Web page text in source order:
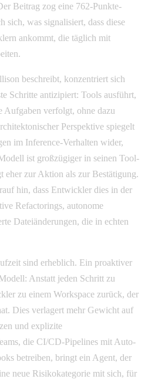
Beitrag zog eine 762-Punkte-
sich, was signalisiert, dass diese
ankommt, die täglich mit
beschreibt, konzentriert sich
Schritte antizipiert: Tools ausführt,
Aufgaben verfolgt, ohne dazu
Perspektive spiegelt
im Inference-Verhalten wider,
ist großzügiger in seinen Tool-
eher zur Aktion als zur Bestätigung.
hin, dass Entwickler dies in der
Refactorings, autonome
Dateiänderungen, die in echten
sind erheblich. Ein proaktiver
Anstatt jeden Schritt zu
zu einem Workspace zurück, der
Dies verlagert mehr Gewicht auf
und explizite
die CI/CD-Pipelines mit Auto-
betreiben, bringt ein Agent, der
neue Risikokategorie mit sich, für